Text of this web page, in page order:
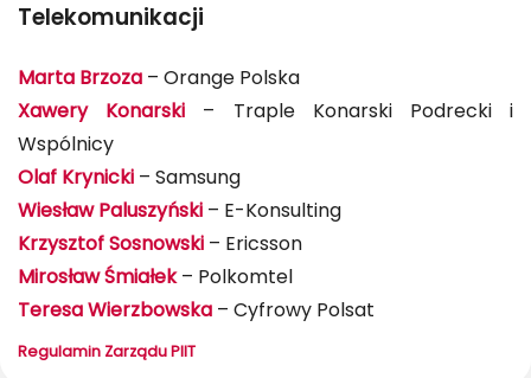
Telekomunikacji
Marta Brzoza– Orange Polska
Xawery Konarski – Traple Konarski Podrecki i
Wspólnicy
Olaf Krynicki– Samsung
Wiesław Paluszyński– E-Konsulting
Krzysztof Sosnowski– Ericsson
Mirosław Śmiałek– Polkomtel
Teresa Wierzbowska– Cyfrowy Polsat
Regulamin Zarządu PIIT